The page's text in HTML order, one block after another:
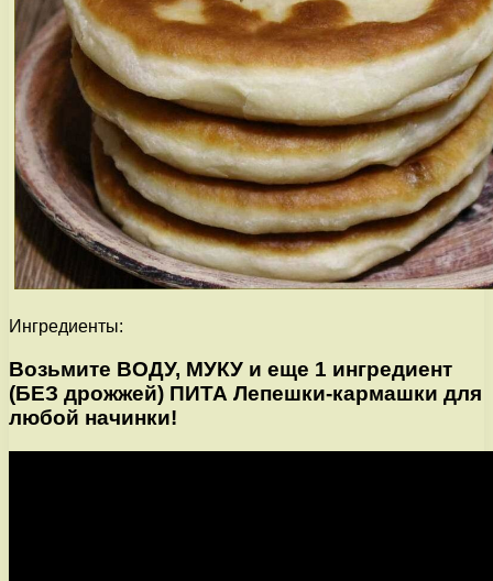
Ингредиенты:
Возьмите ВОДУ, МУКУ и еще 1 ингредиент
(БЕЗ дрожжей) ПИТА Лепешки-кармашки для
любой начинки!